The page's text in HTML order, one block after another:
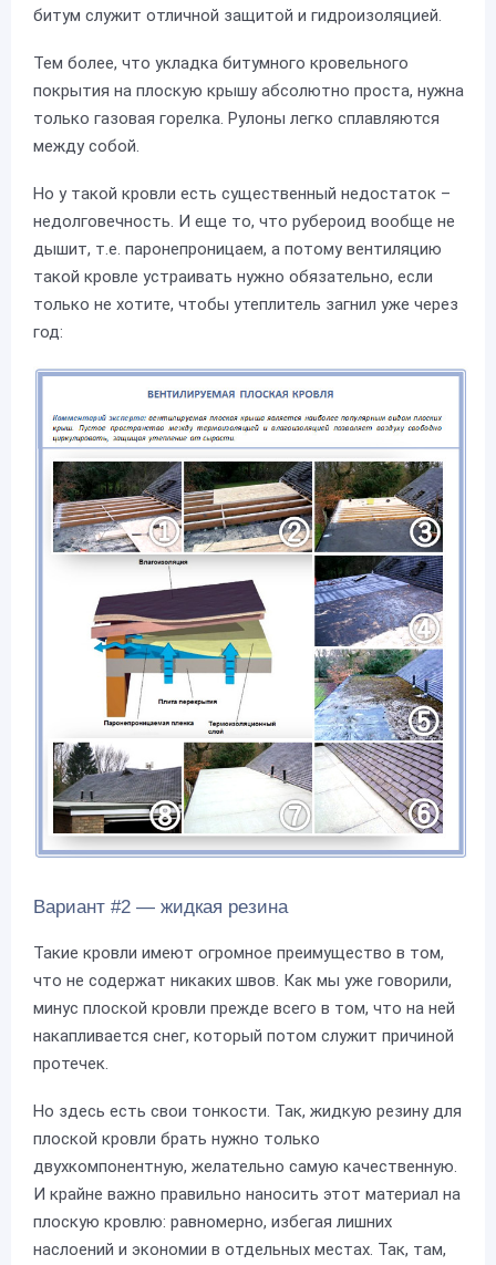
битум служит отличной защитой и гидроизоляцией.
Тем более, что укладка битумного кровельного
покрытия на плоскую крышу абсолютно проста, нужна
только газовая горелка. Рулоны легко сплавляются
между собой.
Но у такой кровли есть существенный недостаток –
недолговечность. И еще то, что рубероид вообще не
дышит, т.е. паронепроницаем, а потому вентиляцию
такой кровле устраивать нужно обязательно, если
только не хотите, чтобы утеплитель загнил уже через
год:
Вариант #2 — жидкая резина
Такие кровли имеют огромное преимущество в том,
что не содержат никаких швов. Как мы уже говорили,
минус плоской кровли прежде всего в том, что на ней
накапливается снег, который потом служит причиной
протечек.
Но здесь есть свои тонкости. Так, жидкую резину для
плоской кровли брать нужно только
двухкомпонентную, желательно самую качественную.
И крайне важно правильно наносить этот материал на
плоскую кровлю: равномерно, избегая лишних
наслоений и экономии в отдельных местах. Так, там,